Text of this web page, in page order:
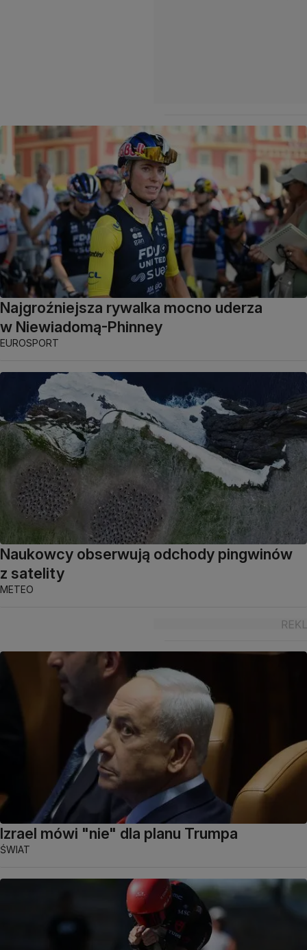
Najgroźniejsza rywalka mocno uderza
w Niewiadomą-Phinney
EUROSPORT
Naukowcy obserwują odchody pingwinów
z satelity
METEO
Izrael mówi "nie" dla planu Trumpa
ŚWIAT